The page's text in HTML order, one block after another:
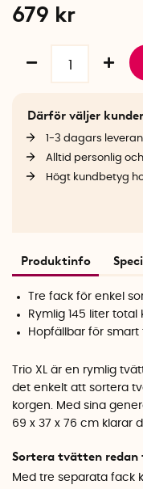
679 kr
Därför väljer
1-3 dagars
Alltid personlig
Högt kundbetyg
Produktinfo
Tre fack för enkel
Rymlig 145 liter
Hopfällbar för smart
Trio XL är en rymlig
det enkelt att sortera
korgen. Med sina
69 x 37 x 76 cm klarar
Sortera tvätten redan
Med tre separata fack